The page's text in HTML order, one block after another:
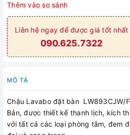
Thêm vào so sánh
Liên hệ ngay để được giá tốt nhất
090.625.7322
MÔ TẢ
Chậu Lavabo đặt bàn LW893CJW/
Bản, được thiết kế thanh lịch, kích
với tất cả các loại phòng tắm, đem